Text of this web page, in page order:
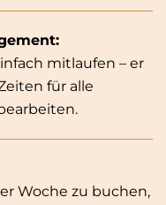
mitlaufen – er
für alle
Woche zu buchen,